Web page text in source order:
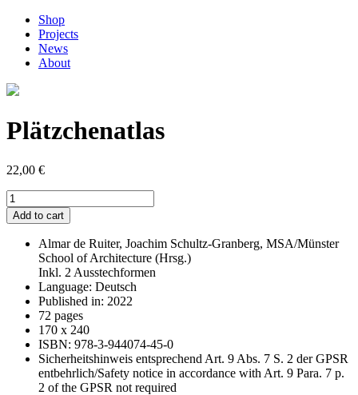
Shop
Projects
News
About
Plätzchenatlas
22,00 €
Plätzchenatlas
quantity
Add to cart
Almar de Ruiter, Joachim Schultz-Granberg, MSA/Münster
School of Architecture (Hrsg.)
Inkl. 2 Ausstechformen
Language: Deutsch
Published in: 2022
72 pages
170 x 240
ISBN: 978-3-944074-45-0
Sicherheitshinweis entsprechend Art. 9 Abs. 7 S. 2 der GPSR
entbehrlich/Safety notice in accordance with Art. 9 Para. 7 p.
2 of the GPSR not required